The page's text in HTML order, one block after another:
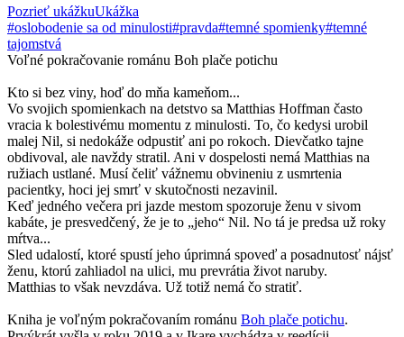
Pozrieť ukážkuUkážka
#oslobodenie sa od minulosti#pravda#temné spomienky#temné
tajomstvá
Voľné pokračovanie románu Boh plače potichu
Kto si bez viny, hoď do mňa kameňom...
Vo svojich spomienkach na detstvo sa Matthias Hoffman často
vracia k bolestivému momentu z minulosti. To, čo kedysi urobil
malej Nil, si nedokáže odpustiť ani po rokoch. Dievčatko tajne
obdivoval, ale navždy stratil. Ani v dospelosti nemá Matthias na
ružiach ustlané. Musí čeliť vážnemu obvineniu z usmrtenia
pacientky, hoci jej smrť v skutočnosti nezavinil.
Keď jedného večera pri jazde mestom spozoruje ženu v sivom
kabáte, je presvedčený, že je to „jeho“ Nil. No tá je predsa už roky
mŕtva...
Sled udalostí, ktoré spustí jeho úprimná spoveď a posadnutosť nájsť
ženu, ktorú zahliadol na ulici, mu prevrátia život naruby.
Matthias to však nevzdáva. Už totiž nemá čo stratiť.
Kniha je voľným pokračovaním románu Boh plače potichu.